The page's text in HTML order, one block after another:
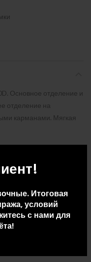
Итоговая
условий
с нами для
Основное отделение и
отделение на
карманами. Мягкая